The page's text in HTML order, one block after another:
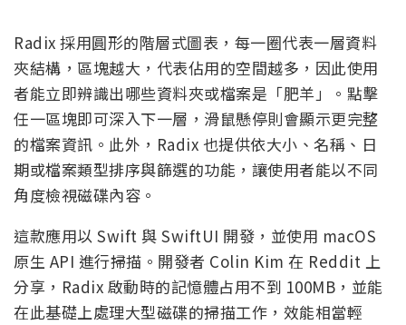
Radix 採用圓形的階層式圖表，每一圈代表一層資料
夾結構，區塊越大，代表佔用的空間越多，因此使用
者能立即辨識出哪些資料夾或檔案是「肥羊」。點擊
任一區塊即可深入下一層，滑鼠懸停則會顯示更完整
的檔案資訊。此外，Radix 也提供依大小、名稱、日
期或檔案類型排序與篩選的功能，讓使用者能以不同
角度檢視磁碟內容。
這款應用以 Swift 與 SwiftUI 開發，並使用 macOS
原生 API 進行掃描。開發者 Colin Kim 在 Reddit 上
分享，Radix 啟動時的記憶體占用不到 100MB，並能
在此基礎上處理大型磁碟的掃描工作，效能相當輕